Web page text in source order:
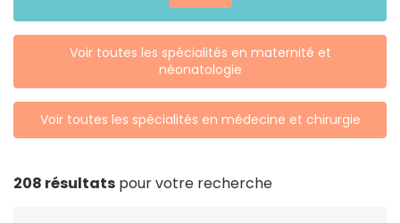
Voir toutes les spécialités en maternité et
néonatologie
Voir toutes les spécialités en médecine et chirurgie
208 résultats pour votre recherche